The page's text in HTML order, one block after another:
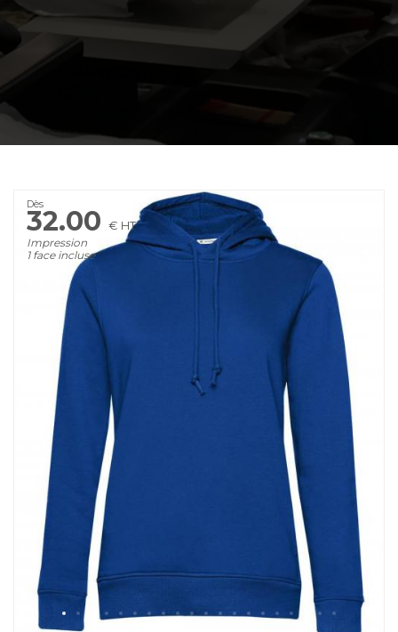
Dès
32.00 € HT
Impression
1 face incluse